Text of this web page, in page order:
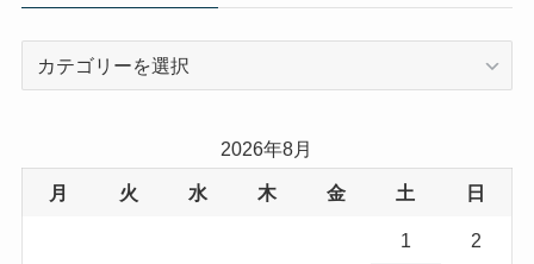
ー
2026年8月
月 火 水 木 金 土 日
1 2